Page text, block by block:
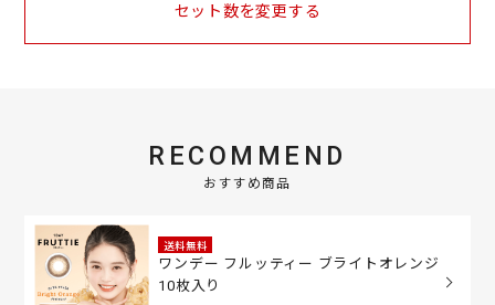
セット数を変更する
RECOMMEND
おすすめ商品
送料無料
ワンデー フルッティー ブライトオレンジ
10枚入り